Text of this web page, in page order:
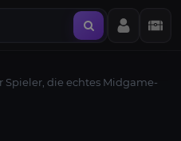
Spieler, die echtes Midgame-